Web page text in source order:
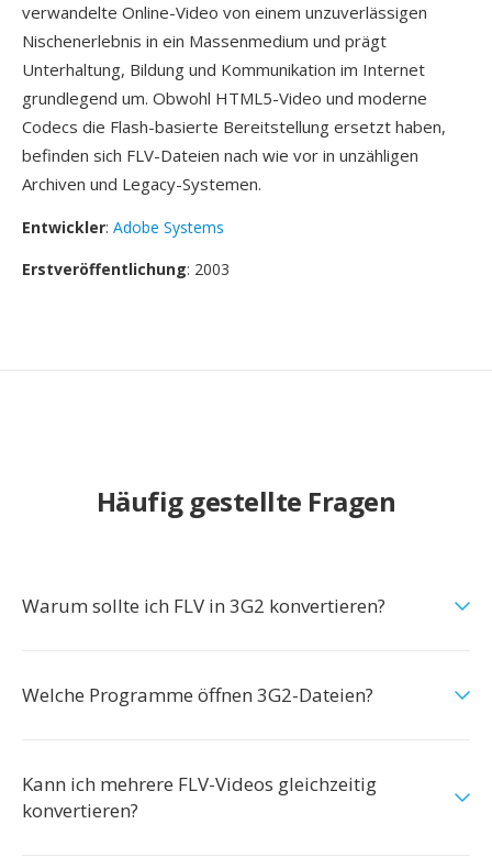
verwandelte Online-Video von einem unzuverlässigen
Nischenerlebnis in ein Massenmedium und prägt
Unterhaltung, Bildung und Kommunikation im Internet
grundlegend um. Obwohl HTML5-Video und moderne
Codecs die Flash-basierte Bereitstellung ersetzt haben,
befinden sich FLV-Dateien nach wie vor in unzähligen
Archiven und Legacy-Systemen.
Entwickler: Adobe Systems
Erstveröffentlichung: 2003
Häufig gestellte Fragen
Warum sollte ich FLV in 3G2 konvertieren?
Welche Programme öffnen 3G2-Dateien?
Kann ich mehrere FLV-Videos gleichzeitig
konvertieren?